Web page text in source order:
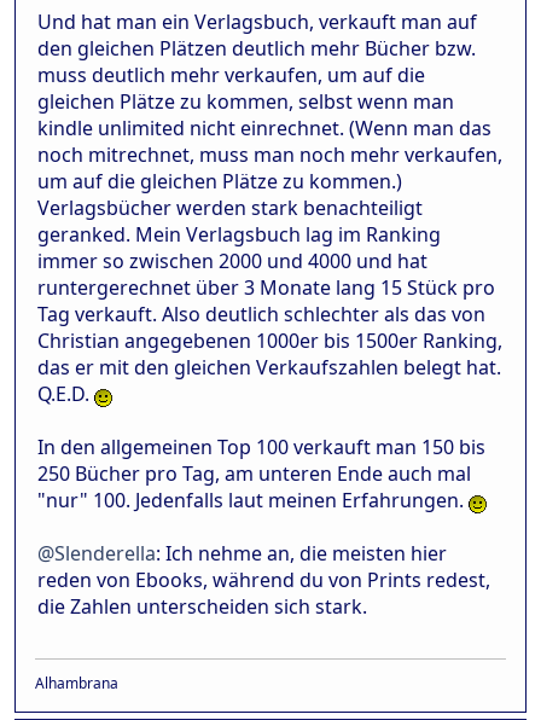
Und hat man ein Verlagsbuch, verkauft man auf
den gleichen Plätzen deutlich mehr Bücher bzw.
muss deutlich mehr verkaufen, um auf die
gleichen Plätze zu kommen, selbst wenn man
kindle unlimited nicht einrechnet. (Wenn man das
noch mitrechnet, muss man noch mehr verkaufen,
um auf die gleichen Plätze zu kommen.)
Verlagsbücher werden stark benachteiligt
geranked. Mein Verlagsbuch lag im Ranking
immer so zwischen 2000 und 4000 und hat
runtergerechnet über 3 Monate lang 15 Stück pro
Tag verkauft. Also deutlich schlechter als das von
Christian angegebenen 1000er bis 1500er Ranking,
das er mit den gleichen Verkaufszahlen belegt hat.
Q.E.D.
In den allgemeinen Top 100 verkauft man 150 bis
250 Bücher pro Tag, am unteren Ende auch mal
"nur" 100. Jedenfalls laut meinen Erfahrungen.
@Slenderella: Ich nehme an, die meisten hier
reden von Ebooks, während du von Prints redest,
die Zahlen unterscheiden sich stark.
Alhambrana